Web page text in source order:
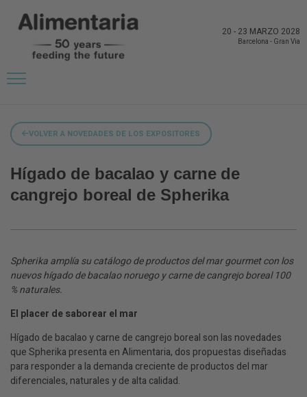
20 - 23 MARZO 2028
Barcelona - Gran Via
VOLVER A NOVEDADES DE LOS EXPOSITORES
Hígado de bacalao y carne de
cangrejo boreal de Spherika
Spherika amplía su catálogo de productos del mar gourmet con los
nuevos hígado de bacalao noruego y carne de cangrejo boreal 100
% naturales.
El placer de saborear el mar
Hígado de bacalao y carne de cangrejo boreal son las novedades
que Spherika presenta en Alimentaria, dos propuestas diseñadas
para responder a la demanda creciente de productos del mar
diferenciales, naturales y de alta calidad.